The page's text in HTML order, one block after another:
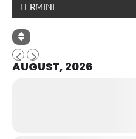
TERMINE
AUGUST, 2026